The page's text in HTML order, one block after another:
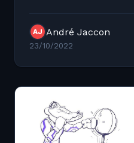
AJ André Jaccon
23/10/2022